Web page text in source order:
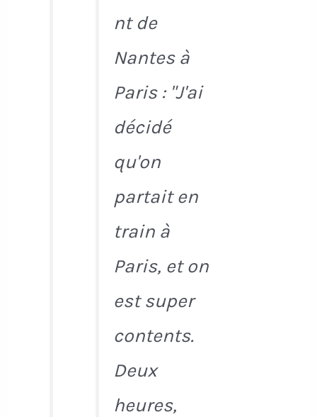
nt de
Nantes à
Paris : "J'ai
décidé
qu'on
partait en
train à
Paris, et on
est super
contents.
Deux
heures,